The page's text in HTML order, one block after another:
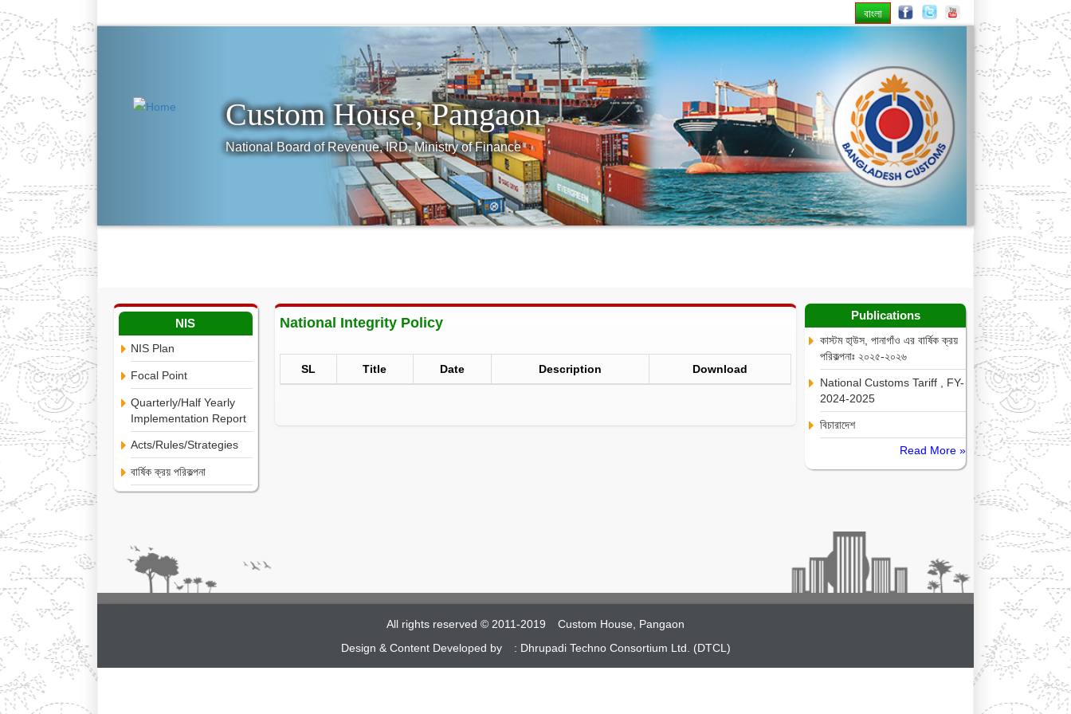
বাংলা
Next
Custom House, Pangaon
National Board of Revenue, IRD, Ministry of Finance
NIS
NIS Plan
Focal Point
Quarterly/Half Yearly
Implementation Report
Acts/Rules/Strategies
বার্ষিক ক্রয় পরিকল্পনা
National Integrity Policy
SL Title Date Description Download
Publications
কাস্টম হা্উস, পানাগাঁও এর বার্ষিক ক্রয়
পরিকল্পনাঃ ২০২৫-২০২৬
National Customs Tariff , FY-
2024-2025
বিচারাদেশ
Read More »
All rights reserved © 2011-2019 Custom House, Pangaon
Design & Content Developed by : Dhrupadi Techno Consortium Ltd. (DTCL)